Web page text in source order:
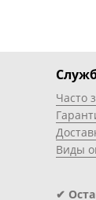
Часто
Виды
✔